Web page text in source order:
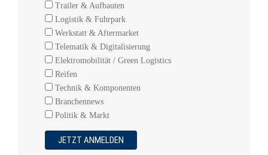
Trailer & Aufbauten
Logistik & Fuhrpark
Werkstatt & Aftermarket
Telematik & Digitalisierung
Elektromobilität / Green Logistics
Reifen
Technik & Komponenten
Branchennews
Politik & Markt